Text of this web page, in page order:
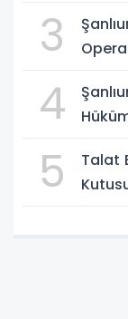
3
4
5
Talat